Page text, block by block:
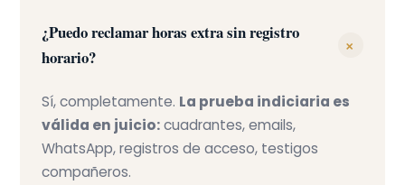
¿Puedo reclamar horas extra sin registro
horario?
+
Sí, completamente. La prueba indiciaria es
válida en juicio:cuadrantes, emails,
WhatsApp, registros de acceso, testigos
compañeros.